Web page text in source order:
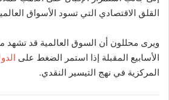
القلق الاقتصادي التي تسود الأسواق
ويرى محللون أن السوق العالمية قد تشهد
الأسابيع المقبلة إذا استمر الضغط على
المركزية في نهج التيسير النقدي.